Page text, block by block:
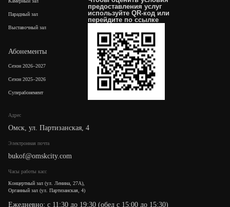
Адрес
Омск, ул. Партизанская, 4
Электронная почта
bukof@omskcity.com
Часы работы касс
Концертный зал (ул. Ленина, 27А),
Органный зал (ул. Партизанская, 4)
Ежедневно: с 11:30 до 19:30 (обед с 15:00 до 15:30)
Парадный зал
Выставочный зал
Абонементы
Сезон 2026–2027
Сезон 2025–2026
Суперабонемент
предоставления услуг
используйте QR-код или
перейдите по ссылке